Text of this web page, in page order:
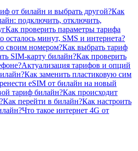
от билайн и выбрать другой?Как
подключить, отключить,
Как проверить параметры тарифа
осталось минут, SMS и интернета?
своим номером?Как выбрать тариф
SIM-карту билайн?Как проверить
Актуализация тарифов и опций
Как заменить пластиковую сим
eSIM от билайн на новый
тариф билайн?Как происходит
Как перейти в билайн?Как настроить
Что такое интернет 4G от